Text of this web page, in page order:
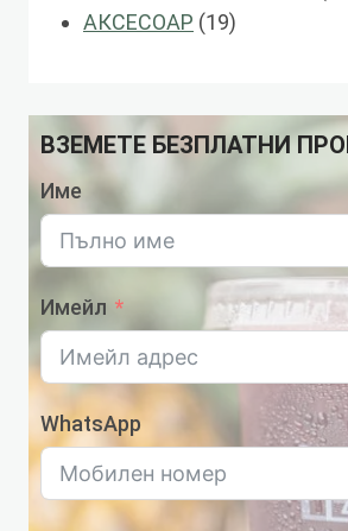
АКСЕСОАР 1919
ВЗЕМЕТЕ БЕЗПЛАТНИ
Име
Имейл
WhatsApp